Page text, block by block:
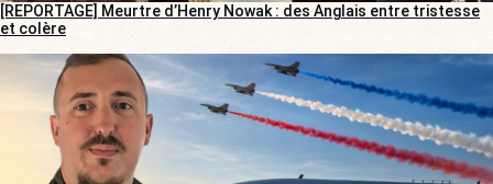
[REPORTAGE] Meurtre d’Henry Nowak : des Anglais entre tristesse
et colère